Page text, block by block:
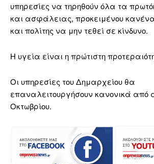
υπηρεσίες να τηρηθούν όλα τα
και ασφάλειας, προκειμένου
και πολίτης να μην τεθεί σε κίνδυνο.
Η υγεία είναι η πρώτιστη
Οι υπηρεσίες του Δημαρχείου θα
επαναλειτουργήσουν κανονικά από
Οκτωβρίου.